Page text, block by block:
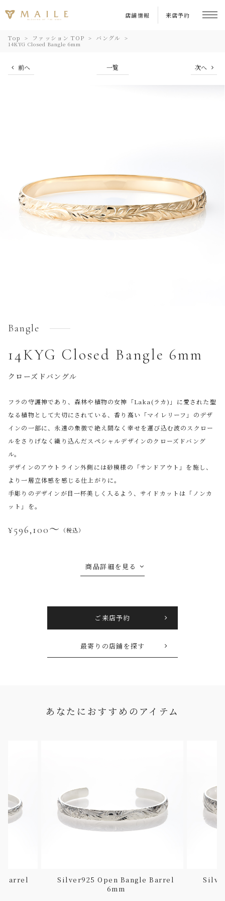
店舗情報 来店予約
Top ファッション TOP バングル
14KYG Closed Bangle 6mm
前へ 一覧 次へ
Bangle
14KYG Closed Bangle 6mm
クローズドバングル
フラの守護神であり、森林や植物の女神「Laka(ラカ)」に愛された聖
なる植物として大切にされている、香り高い「マイレリーフ」のデザ
インの一部に、永遠の象徴で絶え間なく幸せを運び込む波のスクロー
ルをさりげなく織り込んだスペシャルデザインのクローズドバング
ル。
デザインのアウトライン外側には砂模様の「サンドアウト」を施し、
より一層立体感を感じる仕上がりに。
手彫りのデザインが目一杯美しく入るよう、サイドカットは「ノンカ
ット」を。
¥596,100〜 （税込）
商品詳細を見る
ご来店予約
最寄りの店鋪を探す
あなたにおすすめのアイテム
Barrel
Silver925 Open Bangle Barrel
6mm